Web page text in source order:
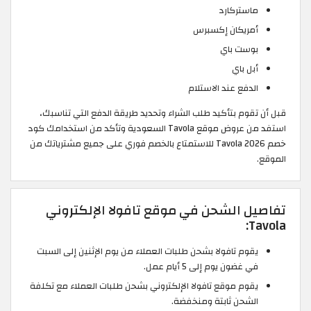
ماستركارد
أمريكان إكسبرس
بوست باي
أبل باي
الدفع عند الاستلام
قبل أن تقوم بتأكيد طلب الشراء وتحديد طريقة الدفع التي تناسبك،
استفد من عروض موقع Tavola السعودية وتأكد من استخدامك كود
خصم Tavola 2026 للاستمتاع بالخصم فوري على جميع مشترياتك من
الموقع.
تفاصيل الشحن في موقع تافولا الإلكتروني
Tavola:
يقوم تافولا بشحن طلبات العملاء من يوم الإثنين إلى السبت
في غضون يوم إلى 5 أيام عمل.
يقوم موقع تافولا الإلكتروني بشحن طلبات العملاء مع تكلفة
الشحن ثابتة ومنخفضة.